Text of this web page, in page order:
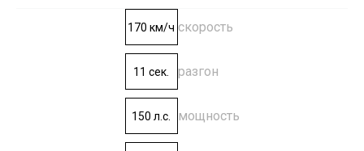
170 км/ч скорость
11 сек. разгон
150 л.с. мощность